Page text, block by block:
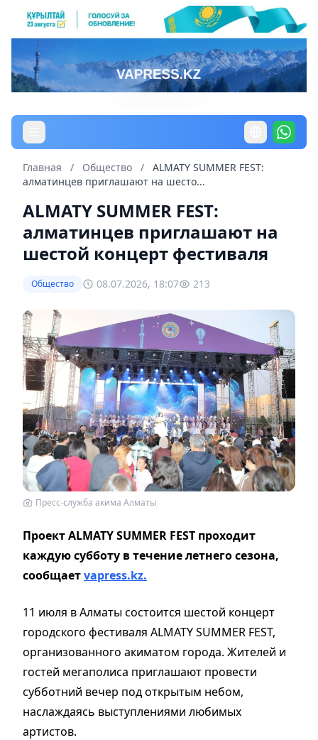
Главная / Общество /
ALMATY SUMMER FEST:
алматинцев приглашают на шесто...
ALMATY SUMMER FEST:
алматинцев приглашают на
шестой концерт фестиваля
Общество 08.07.2026, 18:07 213
Пресс-служба акима Алматы
Проект ALMATY SUMMER FEST проходит
каждую субботу в течение летнего сезона,
сообщаетvapress.kz.
11 июля в Алматы состоится шестой концерт
городского фестиваля ALMATY SUMMER FEST,
организованного акиматом города. Жителей и
гостей мегаполиса приглашают провести
субботний вечер под открытым небом,
наслаждаясь выступлениями любимых
артистов.